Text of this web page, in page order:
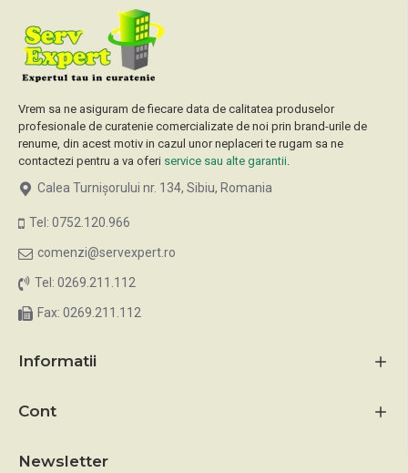
Vrem sa ne asiguram de fiecare data de calitatea produselor
profesionale de curatenie comercializate de noi prin brand-urile de
renume, din acest motiv in cazul unor neplaceri te rugam sa ne
contactezi pentru a va oferi service sau alte garantii.
Calea Turnișorului nr. 134, Sibiu, Romania
Tel: 0752.120.966
comenzi@servexpert.ro
Tel: 0269.211.112
Fax: 0269.211.112
Informatii
Cont
Newsletter